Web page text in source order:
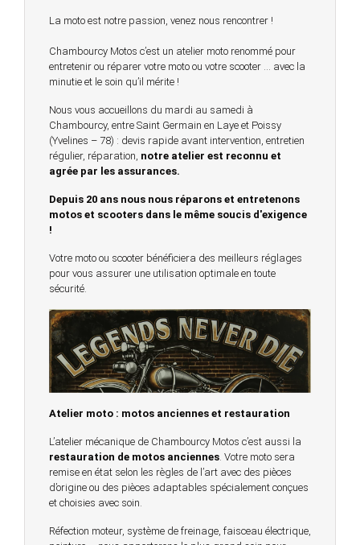
La moto est notre passion, venez nous rencontrer !
Chambourcy Motos c’est un atelier moto renommé pour
entretenir ou réparer votre moto ou votre scooter … avec la
minutie et le soin qu’il mérite !
Nous vous accueillons du mardi au samedi à
Chambourcy, entre Saint Germain en Laye et Poissy
(Yvelines – 78) : devis rapide avant intervention, entretien
régulier, réparation, notre atelier est reconnu et
agrée par les assurances.
Depuis 20 ans nous nous réparons et entretenons
motos et scooters dans le même soucis d'exigence
!
Votre moto ou scooter bénéficiera des meilleurs réglages
pour vous assurer une utilisation optimale en toute
sécurité.
Atelier moto : motos anciennes et restauration
L’atelier mécanique de Chambourcy Motos c’est aussi la
restauration de motos anciennes. Votre moto sera
remise en état selon les règles de l’art avec des pièces
d’origine ou des pièces adaptables spécialement conçues
et choisies avec soin.
Réfection moteur, système de freinage, faisceau électrique,
Forêt - 78240 - Chambourcy -
Garage Motos et Scooters depuis 20 ans à votre
service entre Saint Germain en Laye et Poissy
Achat de motos et scooters - Dépôt vente - Réparation
Multimarques
Un site manufacturé avec passion par Redwood,
agence conseil en communication digitale